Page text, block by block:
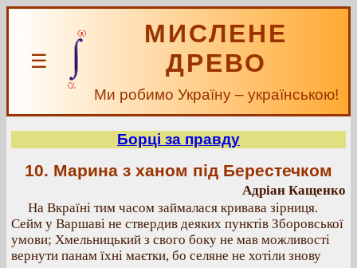
☰
МИСЛЕНЕ
ДРЕВО
Ми робимо Україну – українською!
Борці за правду
10. Марина з ханом під Берестечком
Адріан Кащенко
На Вкраїні тим часом займалася кривава зірниця.
Сейм у Варшаві не ствердив деяких пунктів Зборовської
умови; Хмельницький з свого боку не мав можливості
вернути панам їхні маєтки, бо селяне не хотіли знову